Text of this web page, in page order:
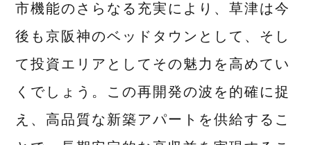
市機能のさらなる充実により、草津は今
後も京阪神のベッドタウンとして、そし
て投資エリアとしてその魅力を高めてい
くでしょう。この再開発の波を的確に捉
え、高品質な新築アパートを供給するこ